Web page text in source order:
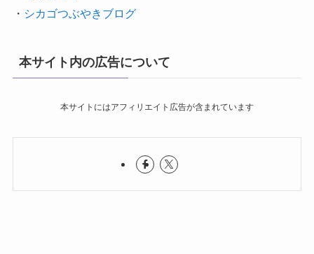
・ シカゴつぶやきブログ
本サイト内の広告について
本サイトにはアフィリエイト広告が含まれています